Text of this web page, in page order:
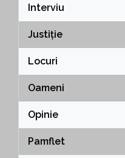
Interviu
Justiție
Locuri
Oameni
Opinie
Pamflet